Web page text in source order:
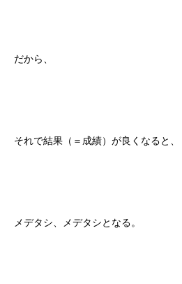
だから、
それで結果（＝成績）が良くなると、
メデタシ、メデタシとなる。